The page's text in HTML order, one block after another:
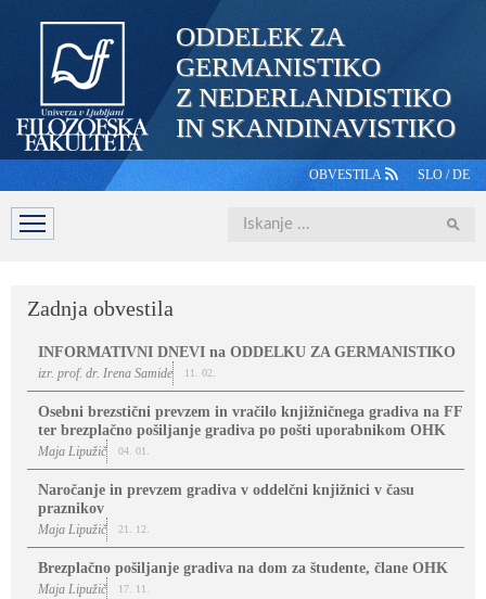
ODDELEK ZA
GERMANISTIKO
Z NEDERLANDISTIKO
IN SKANDINAVISTIKO
OBVESTILA SLO /DE
DOMOV ŠTUDIJ
Iskanje
Zadnja obvestila
INFORMATIVNI DNEVI na ODDELKU ZA GERMANISTIKO
izr. prof. dr. Irena Samide 11. 02.
Osebni brezstični prevzem in vračilo knjižničnega gradiva na FF
ter brezplačno pošiljanje gradiva po pošti uporabnikom OHK
Maja Lipužič 04. 01.
Naročanje in prevzem gradiva v oddelčni knjižnici v času
praznikov
Maja Lipužič 21. 12.
Brezplačno pošiljanje gradiva na dom za študente, člane OHK
Maja Lipužič 17. 11.